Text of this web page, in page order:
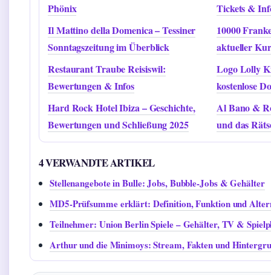
Phönix
Tickets &
Il Mattino della Domenica – Tessiner
Sonntagszeitung im Überblick
10000
aktueller
Restaurant Traube Reisiswil:
Bewertungen & Infos
Logo Lolly
kostenlose
Hard Rock Hotel Ibiza – Geschichte,
Bewertungen und Schließung 2025
Al Bano &
und das
4 VERWANDTE ARTIKEL
Stellenangebote in Bulle: Jobs, Bubble-Jobs & Gehälter
MD5-Prüfsumme erklärt: Definition, Funktion und
Teilnehmer: Union Berlin Spiele – Gehälter, TV &
Arthur und die Minimoys: Stream, Fakten und